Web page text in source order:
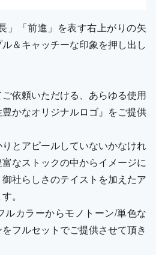
」「前進」を表す右上がりの矢
＆キャッチーな印象を押し出し
依頼いただける、あらゆる使用
かなオリジナルロゴ』をご提供
りとアピールしていないかなけれ
なストックの中からイメージに
社らしさのテイストを加えたア
。
ルカラーからモノトーン/単色な
フルセットでご提供させて頂き